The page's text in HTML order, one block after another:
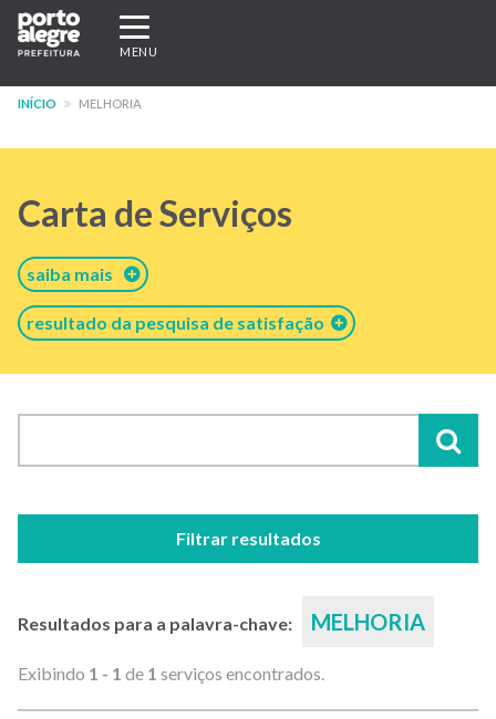
Pular
para
conteúdo
Expandir/recolher
navegação
MENU
INÍCIO MELHORIA
Carta de Serviços
saiba mais
resultado da pesquisa de satisfação
Filtrar resultados
Resultados para a palavra-chave: MELHORIA
Exibindo 1 - 1 de 1 serviços encontrados.